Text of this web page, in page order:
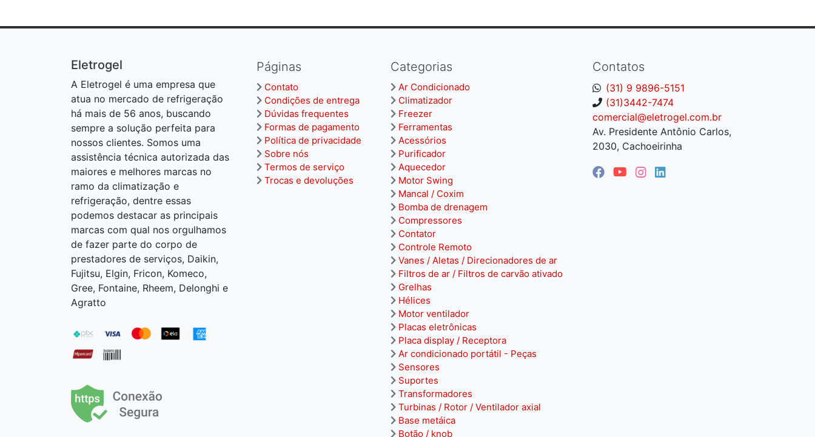
Contatos
(31) 9 9896-5151
(31)3442-7474
comercial@eletrogel.com.br
Av. Presidente Antônio Carlos,
2030, Cachoeirinha
Páginas
Contato
Condições de entrega
Dúvidas frequentes
Formas de pagamento
Política de privacidade
Sobre nós
Termos de serviço
Trocas e devoluções
Categorias
Ar Condicionado
Climatizador
Freezer
Ferramentas
Acessórios
Purificador
Aquecedor
Motor Swing
Mancal / Coxim
Bomba de drenagem
Compressores
Contator
Controle Remoto
Vanes / Aletas / Direcionadores de ar
Filtros de ar / Filtros de carvão ativado
Grelhas
Hélices
Motor ventilador
Placas eletrônicas
Placa display / Receptora
Ar condicionado portátil - Peças
Sensores
Suportes
Transformadores
Turbinas / Rotor / Ventilador axial
Base metáica
Botão / knob
Eletrogel
A Eletrogel é uma empresa que
atua no mercado de refrigeração
há mais de 56 anos, buscando
sempre a solução perfeita para
nossos clientes. Somos uma
assistência técnica autorizada das
maiores e melhores marcas no
ramo da climatização e
refrigeração, dentre essas
podemos destacar as principais
marcas com qual nos orgulhamos
de fazer parte do corpo de
prestadores de serviços, Daikin,
Fujitsu, Elgin, Fricon, Komeco,
Gree, Fontaine, Rheem, Delonghi e
Agratto